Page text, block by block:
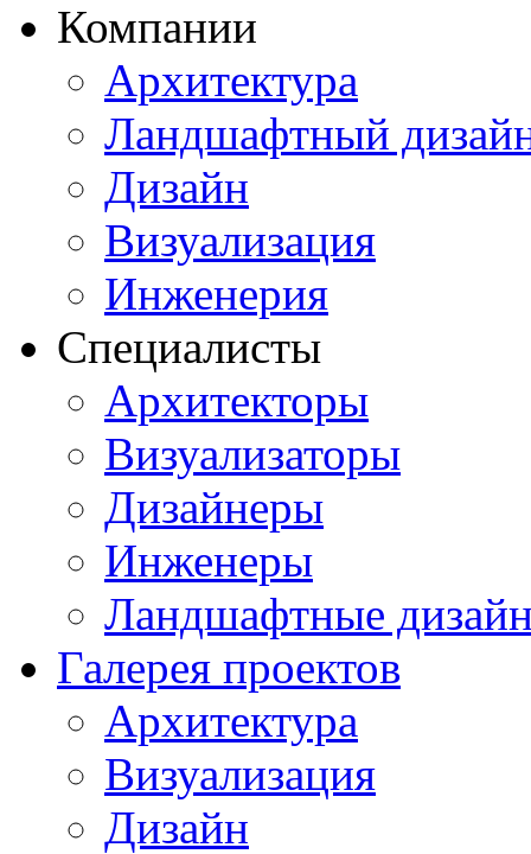
Компании
Архитектура
Ландшафтный
Дизайн
Визуализация
Инженерия
Специалисты
Архитекторы
Визуализаторы
Дизайнеры
Инженеры
Ландшафтные
Галерея проектов
Архитектура
Визуализация
Дизайн